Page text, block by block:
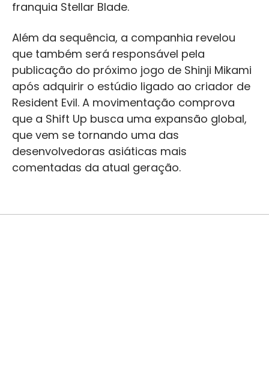
franquia Stellar Blade.
Além da sequência, a companhia revelou
que também será responsável pela
publicação do próximo jogo de Shinji Mikami
após adquirir o estúdio ligado ao criador de
Resident Evil. A movimentação comprova
que a Shift Up busca uma expansão global,
que vem se tornando uma das
desenvolvedoras asiáticas mais
comentadas da atual geração.